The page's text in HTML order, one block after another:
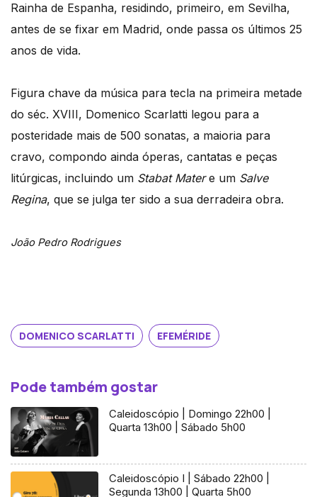
Rainha de Espanha, residindo, primeiro, em Sevilha,
antes de se fixar em Madrid, onde passa os últimos 25
anos de vida.
Figura chave da música para tecla na primeira metade
do séc. XVIII, Domenico Scarlatti legou para a
posteridade mais de 500 sonatas, a maioria para
cravo, compondo ainda óperas, cantatas e peças
litúrgicas, incluindo um Stabat Matere um Salve
Regina, que se julga ter sido a sua derradeira obra.
João Pedro Rodrigues
DOMENICO SCARLATTI EFEMÉRIDE
Pode também gostar
Caleidoscópio | Domingo 22h00 |
Quarta 13h00 | Sábado 5h00
Caleidoscópio I | Sábado 22h00 |
Segunda 13h00 | Quarta 5h00